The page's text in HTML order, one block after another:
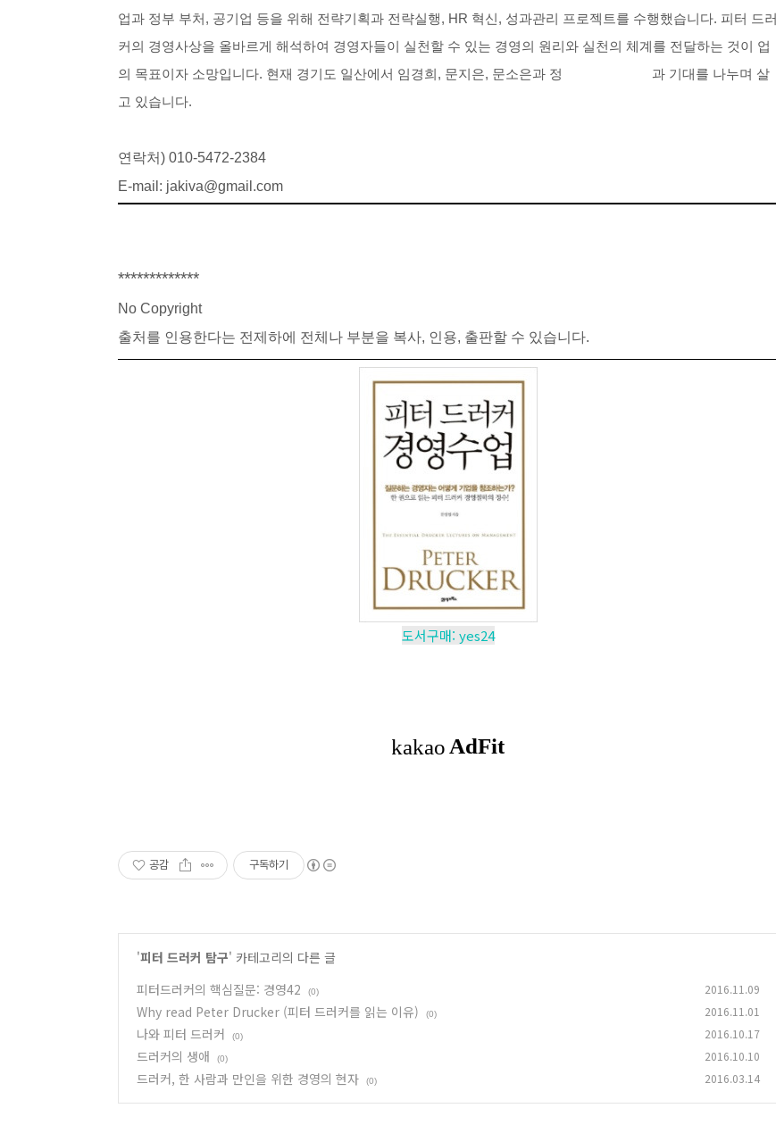
업과 정부 부처 , 공기업 등을 위해 전략기획과 전략실행, HR 혁신, 성과관리 프로젝트를 수행했습니다. 피터 드러
커의 경영사상을 올바르게 해석하여 경영자들이 실천할 수 있는 경영의 원리와 실천의 체계를 전달하는 것이
업
의 목표이자 소망입니다. 현재 경기도 일산에서 임경희 , 문지은, 문소은과 정 과 기대를 나누며 살
고 있습니다.
연락처) 010-5472-2384
E-mail: jakiva@gmail.com
*************
No Copyright
출처를 인용한다는 전제하에 전체나 부분을 복사, 인용, 출판할 수 있습니다.
도서구매: yes24
공감 구독하기
'피터 드러커 탐구' 카테고리의 다른 글
피터드러커의 핵심질문: 경영42
(0) 2016.11.09
Why read Peter Drucker (피터 드러커를 읽는 이유) (0) 2016.11.01
나와 피터 드러커 (0) 2016.10.17
드러커의 생애 (0) 2016.10.10
드러커, 한 사람과 만인을 위한 경영의 현자 (0) 2016.03.14